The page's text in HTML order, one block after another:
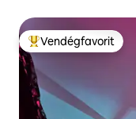
Kiemelt vendégfavorit
Vendégfavorit